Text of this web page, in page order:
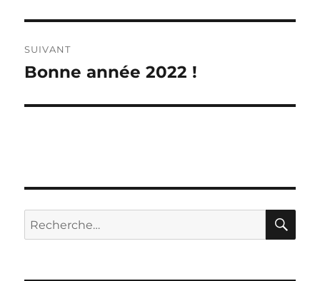
SUIVANT
Publication
Bonne année 2022 !
Recherche
pour :